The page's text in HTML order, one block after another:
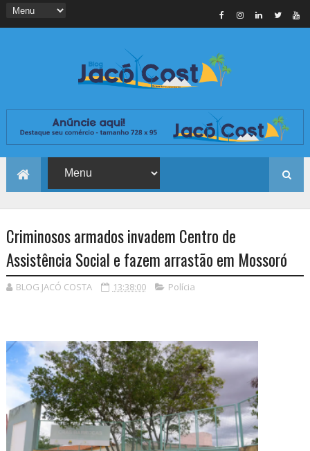
Criminosos armados invadem Centro de
Assistência Social e fazem arrastão em Mossoró
BLOG JACÓ COSTA 13:38:00 Polícia